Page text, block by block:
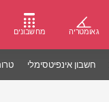
מחשבונים גאומטריה
חשבון אינפיטסימלי